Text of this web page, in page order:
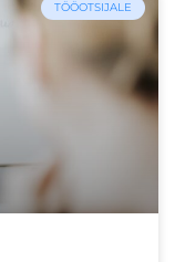
TÖÖOTSIJALE